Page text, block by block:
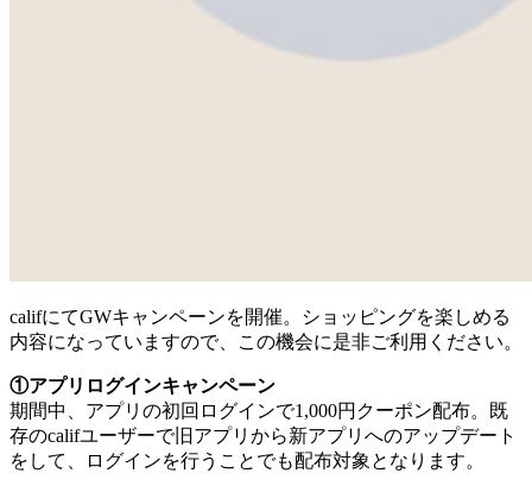
califにてGWキャンペーンを開催。ショッピングを楽しめる
内容になっていますので、この機会に是非ご利用ください。
①アプリログインキャンペーン
期間中、アプリの初回ログインで1,000円クーポン配布。既
存のcalifユーザーで旧アプリから新アプリへのアップデート
をして、ログインを行うことでも配布対象となります。